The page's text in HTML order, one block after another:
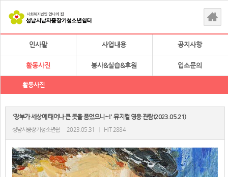
인사말 사업내용 공지사항
활동사진 봉사&실습&후원 입소문의
활동사진
'장부가 세상에 태어나 큰 뜻을 품었으니~!' 뮤지컬 영웅 관람(2023.05.21)
성남시중장기청소년쉼 2023.05.31 HIT 2884